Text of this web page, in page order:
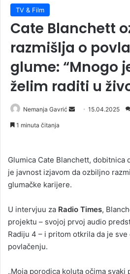
TV & Film
Cate Blanchett
razmišlja o
glume: “Mnogo
želim raditi u
Nemanja Gavrić
a
n
15.04.2025
1 minuta čitanja
Glumica Cate Blanchett, dobitnica
je javnost izjavom da ozbiljno
glumačke karijere.
U intervjuu za Radio Times,
projektu – svojoj prvoj audio
Radiju 4 – i pritom otkrila da je
povlačenju.
„Moja porodica koluta očima svaki